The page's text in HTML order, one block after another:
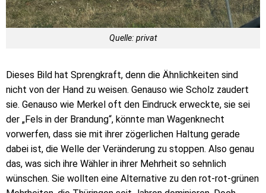
Quelle: privat
Dieses Bild hat Sprengkraft, denn die Ähnlichkeiten sind
nicht von der Hand zu weisen. Genauso wie Scholz zaudert
sie. Genauso wie Merkel oft den Eindruck erweckte, sie sei
der „Fels in der Brandung“, könnte man Wagenknecht
vorwerfen, dass sie mit ihrer zögerlichen Haltung gerade
dabei ist, die Welle der Veränderung zu stoppen. Also genau
das, was sich ihre Wähler in ihrer Mehrheit so sehnlich
wünschen. Sie wollten eine Alternative zu den rot-rot-grünen